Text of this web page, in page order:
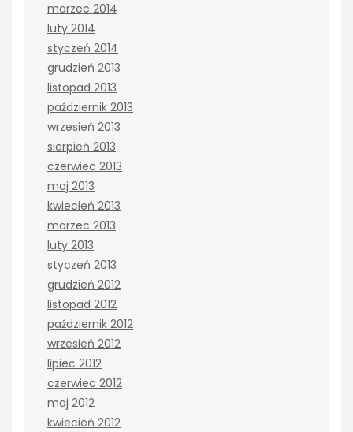
marzec 2014
luty 2014
styczeń 2014
grudzień 2013
listopad 2013
październik 2013
wrzesień 2013
sierpień 2013
czerwiec 2013
maj 2013
kwiecień 2013
marzec 2013
luty 2013
styczeń 2013
grudzień 2012
listopad 2012
październik 2012
wrzesień 2012
lipiec 2012
czerwiec 2012
maj 2012
kwiecień 2012